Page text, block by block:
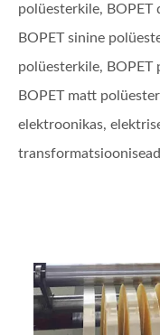
polüesterkile, BOPET
BOPET sinine
polüesterkile, BOPET
BOPET matt
elektroonikas,